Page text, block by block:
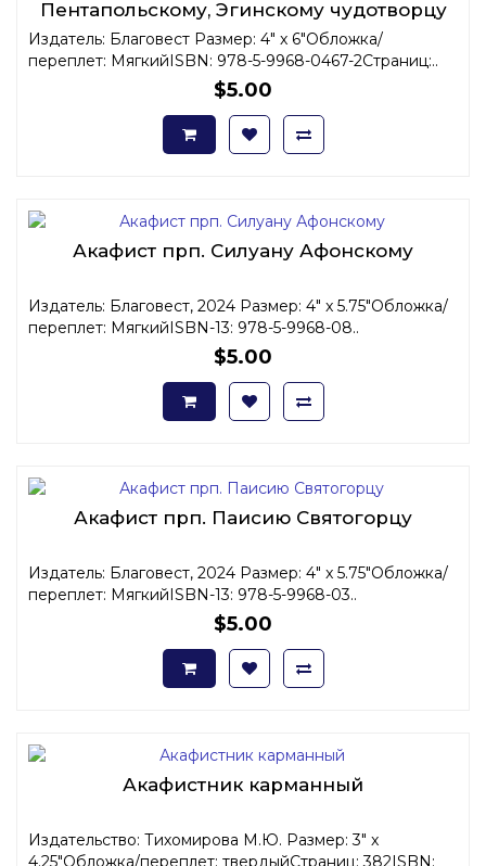
Пентапольскому, Эгинскому чудотворцу
Издатель: Благовест Размер: 4" x 6"Обложка/
переплет: МягкийISBN: 978-5-9968-0467-2Страниц:..
$5.00
Акафист прп. Силуану Афонскому
Издатель: Благовест, 2024 Размер: 4" x 5.75"Обложка/
переплет: МягкийISBN-13: 978-5-9968-08..
$5.00
Акафист прп. Паисию Святогорцу
Издатель: Благовест, 2024 Размер: 4" x 5.75"Обложка/
переплет: МягкийISBN-13: 978-5-9968-03..
$5.00
Акафистник карманный
Издательство: Тихомирова М.Ю. Размер: 3" x
4.25"Обложка/переплет: твердыйСтраниц: 382ISBN: